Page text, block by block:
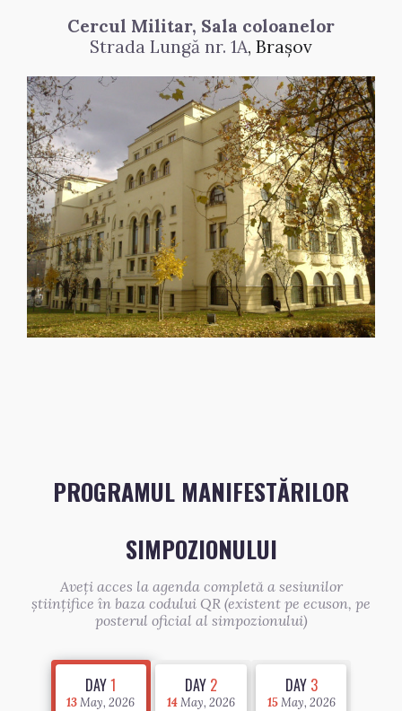
Cercul Militar, Sala coloanelor
Strada Lungă nr. 1A, Brașov
PROGRAMUL MANIFESTĂRILOR
SIMPOZIONULUI
Aveți acces la agenda completă a sesiunilor
științifice în baza codului QR (existent pe ecuson, pe
posterul oficial al simpozionului)
DAY1
13May, 2026
DAY 2
14May, 2026
DAY 3
15May, 2026